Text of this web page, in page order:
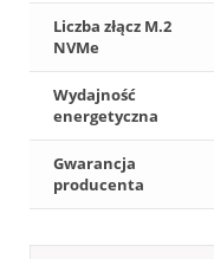
Liczba złącz M.2
NVMe
Wydajność
energetyczna
Gwarancja
producenta